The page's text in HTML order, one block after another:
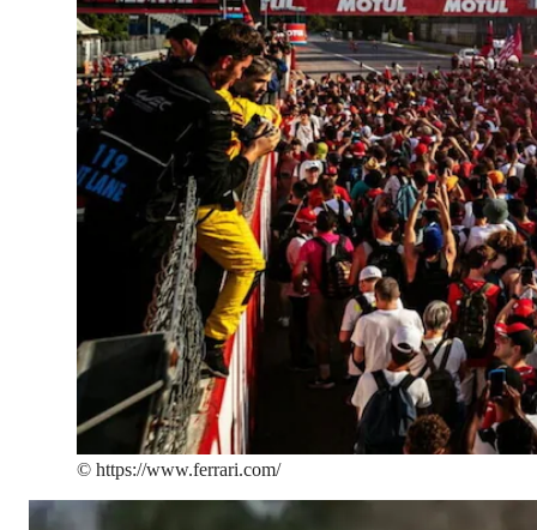
© https://www.ferrari.com/